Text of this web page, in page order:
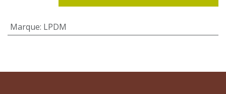
Marque: LPDM